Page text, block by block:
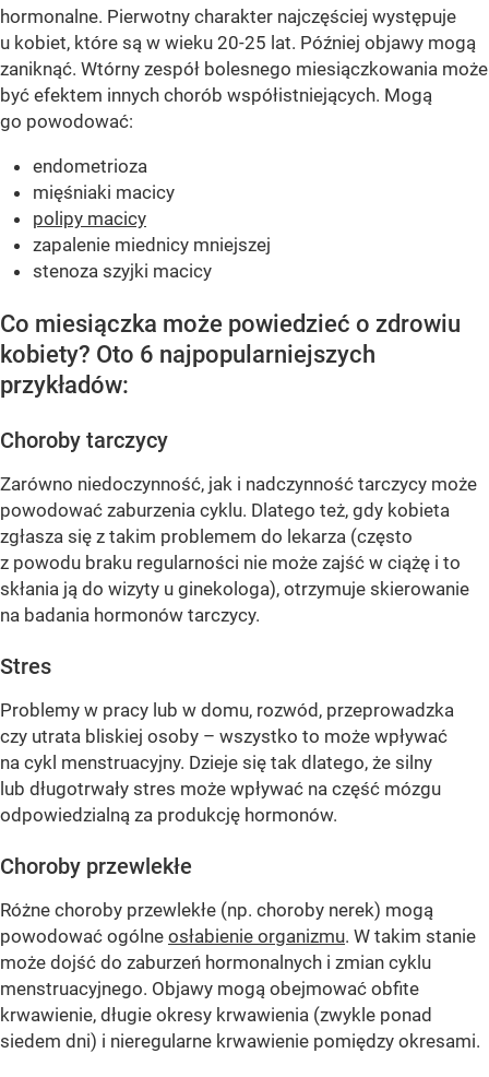
hormonalne. Pierwotny charakter najczęściej występuje
u kobiet, które są w wieku 20-25 lat. Później objawy mogą
zaniknąć. Wtórny zespół bolesnego miesiączkowania może
być efektem innych chorób współistniejących. Mogą
go powodować:
endometrioza
mięśniaki macicy
polipy macicy
zapalenie miednicy mniejszej
stenoza szyjki macicy
Co miesiączka może powiedzieć o zdrowiu
kobiety? Oto 6 najpopularniejszych
przykładów:
Choroby tarczycy
Zarówno niedoczynność, jak i nadczynność tarczycy może
powodować zaburzenia cyklu. Dlatego też, gdy kobieta
zgłasza się z takim problemem do lekarza (często
z powodu braku regularności nie może zajść w ciążę i to
skłania ją do wizyty u ginekologa), otrzymuje skierowanie
na badania hormonów tarczycy.
Stres
Problemy w pracy lub w domu, rozwód, przeprowadzka
czy utrata bliskiej osoby – wszystko to może wpływać
na cykl menstruacyjny. Dzieje się tak dlatego, że silny
lub długotrwały stres może wpływać na część mózgu
odpowiedzialną za produkcję hormonów.
Choroby przewlekłe
Różne choroby przewlekłe (np. choroby nerek) mogą
powodować ogólne osłabienie organizmu. W takim stanie
może dojść do zaburzeń hormonalnych i zmian cyklu
menstruacyjnego. Objawy mogą obejmować obfite
krwawienie, długie okresy krwawienia (zwykle ponad
siedem dni) i nieregularne krwawienie pomiędzy okresami.